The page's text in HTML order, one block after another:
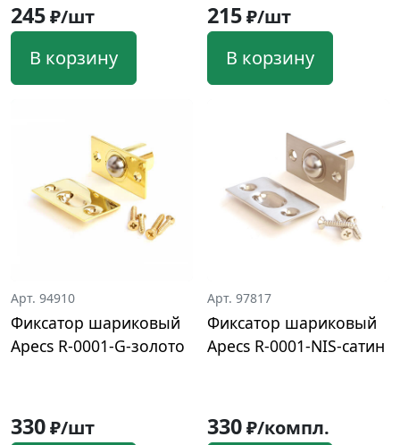
245₽/шт
В корзину
215₽/шт
В корзину
Арт. 94910
Фиксатор шариковый
Apecs R-0001-G-золото
330₽/шт
Арт. 97817
Фиксатор шариковый
Apecs R-0001-NIS-сатин
330₽/компл.